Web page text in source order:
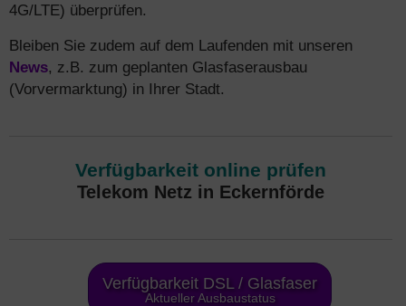
4G/LTE) überprüfen.
Bleiben Sie zudem auf dem Laufenden mit unseren
News, z.B. zum geplanten Glasfaserausbau
(Vorvermarktung) in Ihrer Stadt.
Verfügbarkeit online prüfen
Telekom Netz in Eckernförde
Verfügbarkeit DSL / Glasfaser
Aktueller Ausbaustatus